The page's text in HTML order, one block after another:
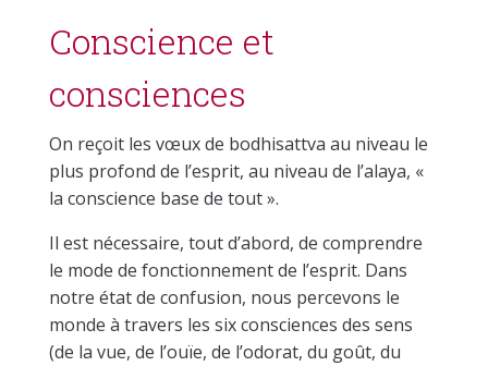
Conscience et
consciences
On reçoit les vœux de bodhisattva au niveau le
plus profond de l’esprit, au niveau de l’alaya, «
la conscience base de tout ».
Il est nécessaire, tout d’abord, de comprendre
le mode de fonctionnement de l’esprit. Dans
notre état de confusion, nous percevons le
monde à travers les six consciences des sens
(de la vue, de l’ouïe, de l’odorat, du goût, du